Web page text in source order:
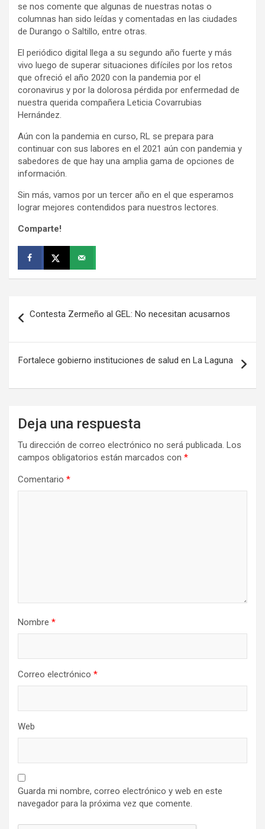
se nos comente que algunas de nuestras notas o
columnas han sido leídas y comentadas en las ciudades
de Durango o Saltillo, entre otras.
El periódico digital llega a su segundo año fuerte y más
vivo luego de superar situaciones difíciles por los retos
que ofreció el año 2020 con la pandemia por el
coronavirus y por la dolorosa pérdida por enfermedad de
nuestra querida compañera Leticia Covarrubias
Hernández.
Aún con la pandemia en curso, RL se prepara para
continuar con sus labores en el 2021 aún con pandemia y
sabedores de que hay una amplia gama de opciones de
información.
Sin más, vamos por un tercer año en el que esperamos
lograr mejores contendidos para nuestros lectores.
Comparte!
de
entradas
Contesta Zermeño al GEL: No necesitan acusarnos
Fortalece gobierno instituciones de salud en La Laguna
Deja una respuesta
Tu dirección de correo electrónico no será publicada. Los
campos obligatorios están marcados con *
Comentario *
Nombre *
Correo electrónico *
Web
Guarda mi nombre, correo electrónico y web en este
navegador para la próxima vez que comente.